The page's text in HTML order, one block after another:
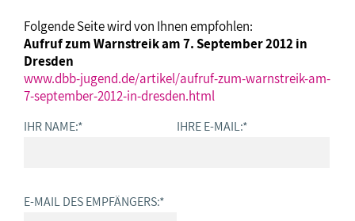
Folgende Seite wird von Ihnen empfohlen:
Aufruf zum Warnstreik am 7. September 2012 in
Dresden
www.dbb-jugend.de/artikel/aufruf-zum-warnstreik-am-
7-september-2012-in-dresden.html
IHR NAME:* IHRE E-MAIL:*
E-MAIL DES EMPFÄNGERS:*